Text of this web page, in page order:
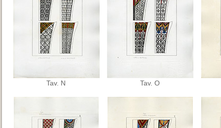
Tav. N Tav. O